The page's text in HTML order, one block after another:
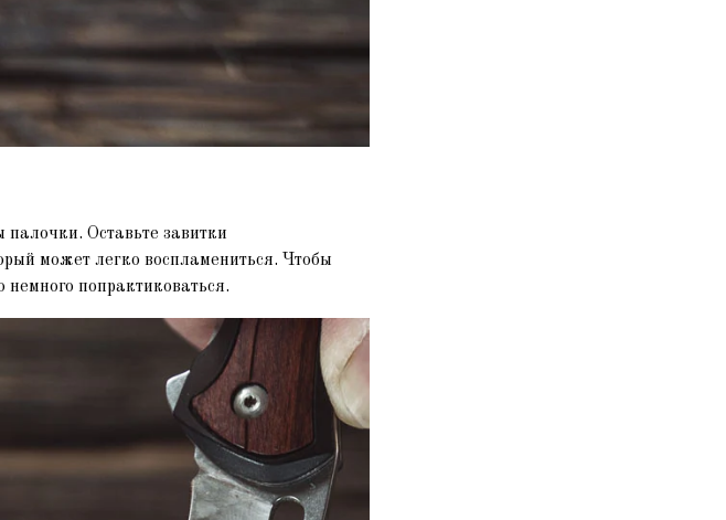
Оставьте завитки
может легко воспламениться. Чтобы
попрактиковаться.